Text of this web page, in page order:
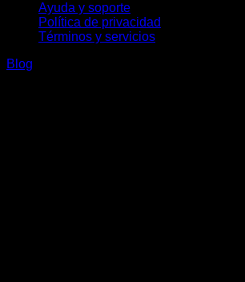
Ayuda y soporte
Política de privacidad
Términos y servicios
Blog